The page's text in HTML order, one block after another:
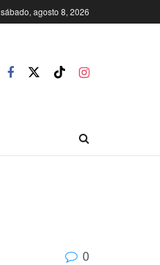
sábado, agosto 8, 2026
0